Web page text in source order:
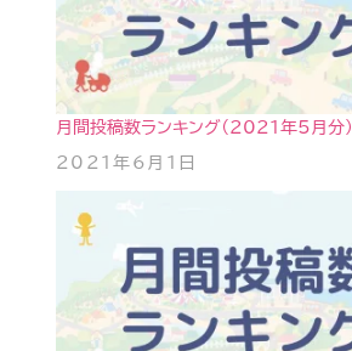
月間投稿数ランキング（2021年5月分）
2021年6月1日